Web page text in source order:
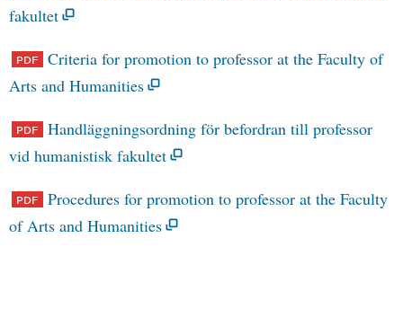
fakultet
Criteria for promotion to professor at the Faculty of
Arts and Humanities
Handläggningsordning för befordran till professor
vid humanistisk fakultet
Procedures for promotion to professor at the Faculty
of Arts and Humanities